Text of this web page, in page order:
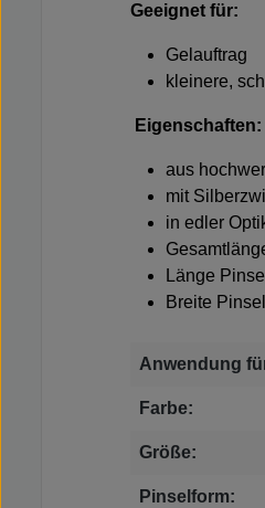
Geeignet für:
Gelauftrag
kleinere,
Eigenschaften:
aus
mit
in edler
Länge
Breite
Anwendung
Farbe:
Größe:
Pinselform: